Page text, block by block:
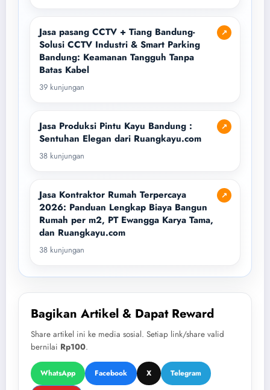
↗
Jasa pasang CCTV + Tiang Bandung-
Solusi CCTV Industri & Smart Parking
Bandung: Keamanan Tangguh Tanpa
Batas Kabel
39 kunjungan
↗
Jasa Produksi Pintu Kayu Bandung :
Sentuhan Elegan dari Ruangkayu.com
38 kunjungan
↗
Jasa Kontraktor Rumah Terpercaya
2026: Panduan Lengkap Biaya Bangun
Rumah per m2, PT Ewangga Karya Tama,
dan Ruangkayu.com
38 kunjungan
Bagikan Artikel & Dapat Reward
Share artikel ini ke media sosial. Setiap link/share valid
bernilai Rp100.
WhatsApp Facebook X Telegram